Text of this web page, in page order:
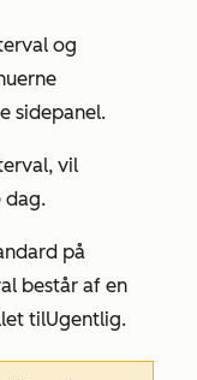
og
sidepanel.
vil
dag.
på
består af en
tilUgentlig.